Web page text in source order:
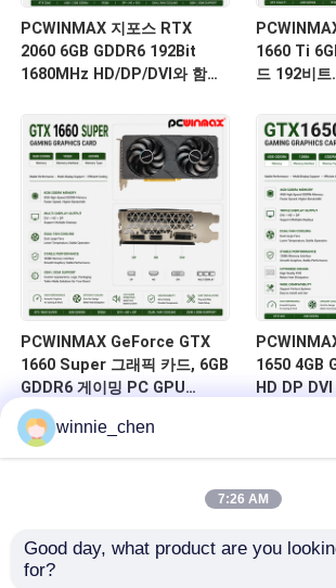
PCWINMAX 지포스 RTX
2060 6GB GDDR6 192Bit
1680MHz HD/DP/DVI와 함께
크톱 컴퓨터 빌드
1660 Ti
드 192비트
DVI
PCWINMAX GeForce GTX
1660 Super 그래픽 카드, 6GB
GDDR6 게이밍 PC GPU
192bit 비디오 카드 PCIe 3.0
x16 1660S 게임 카드
1650 4GB
HD DP
winnie_chen
7:26 AM
Good day, what product are you
for?